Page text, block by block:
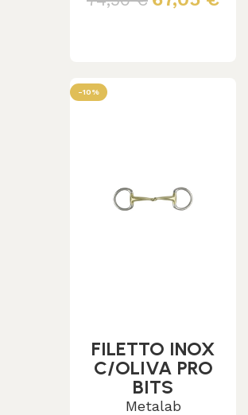
-10%
FILETTO INOX
C/OLIVA PRO
BITS
Metalab